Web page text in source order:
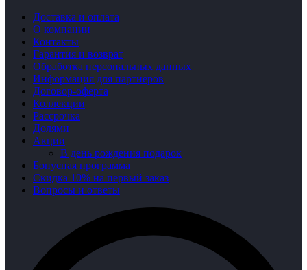
Доставка и оплата
О компании
Контакты
Гарантия и возврат
Обработка персональных данных
Информация для партнеров
Договор-оферта
Коллекции
Рассрочка
Долями
Акции
В день рождения подарок
Бонусная программа
Скидка 10% на первый заказ
Вопросы и ответы